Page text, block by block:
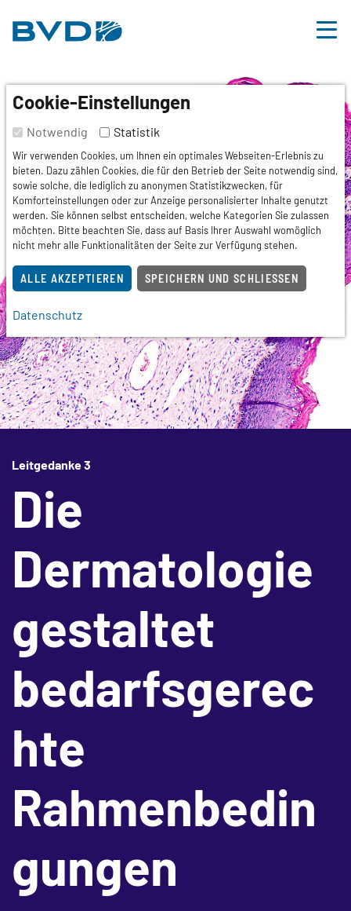
Leitgedanke 3
Die
Dermatologie
gestaltet
bedarfsgerec
hte
Rahmenbedin
gungen
Cookie-Einstellungen
Notwendig Statistik
Wir verwenden Cookies, um Ihnen ein optimales Webseiten-Erlebnis zu
bieten. Dazu zählen Cookies, die für den Betrieb der Seite notwendig sind,
sowie solche, die lediglich zu anonymen Statistikzwecken, für
Komforteinstellungen oder zur Anzeige personalisierter Inhalte genutzt
werden. Sie können selbst entscheiden, welche Kategorien Sie zulassen
möchten. Bitte beachten Sie, dass auf Basis Ihrer Auswahl womöglich
nicht mehr alle Funktionalitäten der Seite zur Verfügung stehen.
ALLE AKZEPTIEREN SPEICHERN UND SCHLIESSEN
Datenschutz